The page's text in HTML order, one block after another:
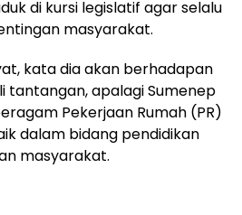
di kursi legislatif agar selalu
masyarakat.
kata dia akan berhadapan
tantangan, apalagi Sumenep
Pekerjaan Rumah (PR)
dalam bidang pendidikan
masyarakat.